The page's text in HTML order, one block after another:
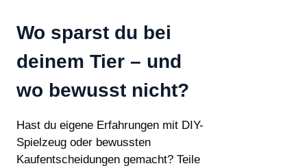
Wo sparst du bei
deinem Tier – und
wo bewusst nicht?
Hast du eigene Erfahrungen mit DIY-
Spielzeug oder bewussten
Kaufentscheidungen gemacht? Teile